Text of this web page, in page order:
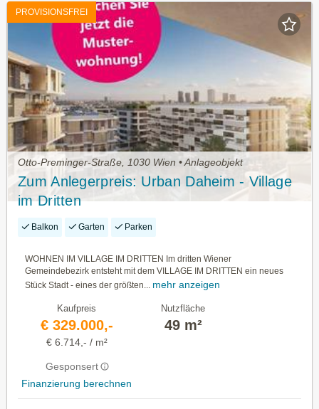
PROVISIONSFREI
Otto-Preminger-Straße, 1030 Wien • Anlageobjekt
Zum Anlegerpreis: Urban Daheim - Village
im Dritten
Balkon Garten Parken
WOHNEN IM VILLAGE IM DRITTEN Im dritten Wiener
Gemeindebezirk entsteht mit dem VILLAGE IM DRITTEN ein neues
Stück Stadt - eines der größten... mehr anzeigen
Kaufpreis
€ 329.000,-
€ 6.714,- / m²
Gesponsert
Finanzierung berechnen
Nutzfläche
49 m²